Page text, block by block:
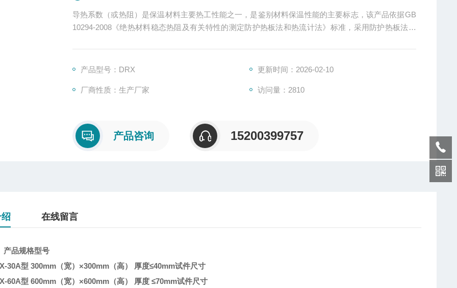
导热系数（或热阻）是保温材料主要热工性能之一，是鉴别材料保温性能的主要标志，该产品依据GB
10294-2008《绝热材料稳态热阻及有关特性的测定防护热板法和热流计法》标准，采用防护热板法原
产品型号：DRX
更新时间：2026-02-10
厂商性质：生产厂家 访问量：2810
产品咨询 15200399757
在线留言
产品规格型号
-30A型 300mm （宽）×300mm （高） 厚度≤40mm试件尺寸
-60A型 600mm （宽）×600mm （高） 厚度 ≤70mm试件尺寸